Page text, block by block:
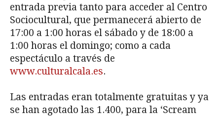
entrada previa tanto para acceder al Centro
Sociocultural, que permanecerá abierto de
17:00 a 1:00 horas el sábado y de 18:00 a
1:00 horas el domingo; como a cada
espectáculo a través de
www.culturalcala.es.
Las entradas eran totalmente gratuitas y ya
se han agotado las 1.400, para la ‘Scream